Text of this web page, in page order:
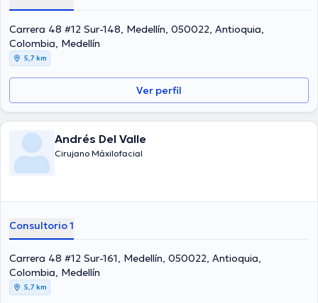
asociaciones médicas. Juan Diego Lopez Betancur ha compartido
en cuantiosas conferencias con la meta de tener una formación
continua en su temática de especialización y ha publicado
diferentes artículos. Para finalizar, el Dr. puede hablar Español en su
consultorio.
Carrera 48 #12 Sur-148, Medellín, 050022, Antioquia,
Colombia, Medellín
5,7 km
Ver perfil
Andrés Del Valle
Cirujano Máxilofacial
Consultorio 1
Carrera 48 #12 Sur-161, Medellín, 050022, Antioquia,
Colombia, Medellín
5,7 km